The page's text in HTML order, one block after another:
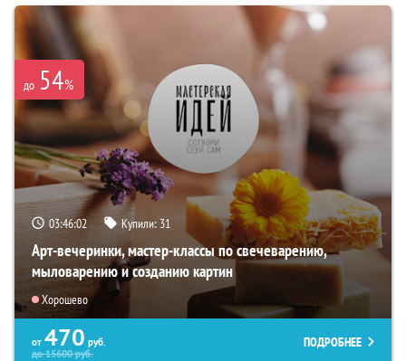
до 54%
03:46:01 Купили: 31
Арт-вечеринки, мастер-классы по свечеварению,
мыловарению и созданию картин
Хорошево
от 470 руб.
до15600руб.
ПОДРОБНЕЕ